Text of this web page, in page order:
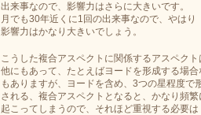
出来事なので、影響力はさらに大きいです。
月でも30年近くに1回の出来事なので、やはり
影響力はかなり大きいでしょう。
こうした複合アスペクトに関係するアスペクト
他にもあって、たとえばヨードを形成する場合
もありますが、ヨードを含め、3つの星程度で
される、複合アスペクトとなると、かなり頻繁
起こってしまうので、それほど重視する必要は